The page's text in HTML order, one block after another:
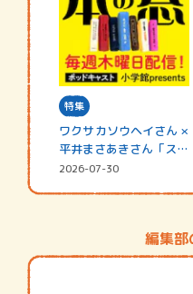
特集
ワクサカソウヘイさん ×
平井まさあきさん「スペ
シャ…
2026-07-30
編集部